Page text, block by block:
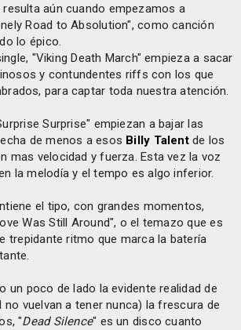
aún cuando empezamos a
Road to Absolution", como canción
lo épico.
"Viking Death March" empieza a sacar
y contundentes riffs con los que
para captar toda nuestra atención.
Surprise" empiezan a bajar las
de menos a esos Billy Talentde los
mas velocidad y fuerza. Esta vez la voz
la melodía y el tempo es algo inferior.
el tipo, con grandes momentos,
Was Still Around", o el temazo que es
trepidante ritmo que marca la batería
un poco de lado la evidente realidad de
no vuelvan a tener nunca) la frescura de
"Dead Silence" es un disco cuanto